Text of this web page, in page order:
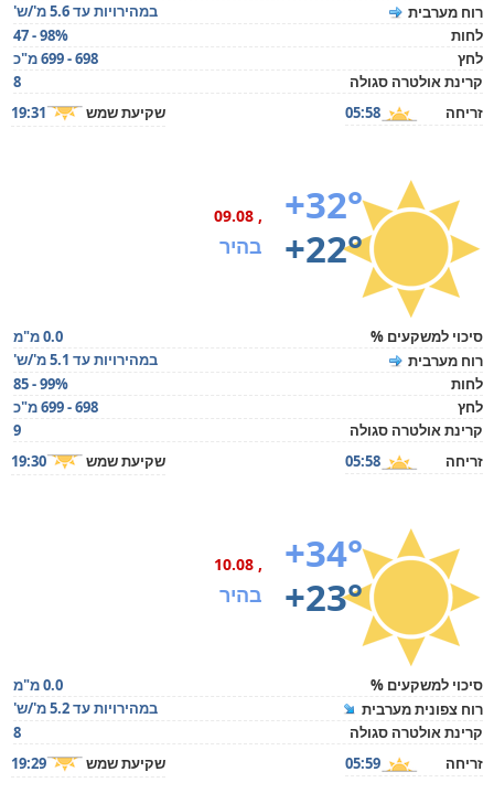
רוח מערבית
במהירויות עד 5.6 מ'/ש'
לחות
47 - 98%
לחץ
698 - 699 מ"כ
קרינת אולטרה סגולה
8
זריחה
05:58 שקיעת שמש 19:31
+32°
+22°
, 09.08
בהיר
סיכוי למשקעים %
0.0 מ"מ
רוח מערבית
במהירויות עד 5.1 מ'/ש'
לחות
85 - 99%
לחץ
698 - 699 מ"כ
קרינת אולטרה סגולה
9
זריחה
05:58 שקיעת שמש 19:30
+34°
+23°
, 10.08
בהיר
סיכוי למשקעים %
0.0 מ"מ
רוח צפונית מערבית
במהירויות עד 5.2 מ'/ש'
קרינת אולטרה סגולה
8
זריחה
05:59 שקיעת שמש 19:29